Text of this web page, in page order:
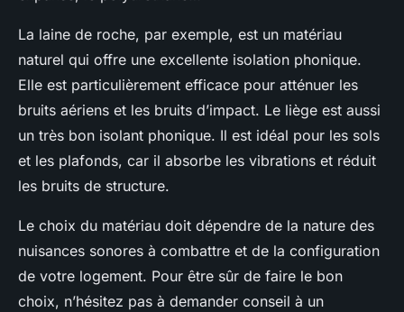
La laine de roche, par exemple, est un matériau
naturel qui offre une excellente isolation phonique.
Elle est particulièrement efficace pour atténuer les
bruits aériens et les bruits d’impact. Le liège est aussi
un très bon isolant phonique. Il est idéal pour les sols
et les plafonds, car il absorbe les vibrations et réduit
les bruits de structure.
Le choix du matériau doit dépendre de la nature des
nuisances sonores à combattre et de la configuration
de votre logement. Pour être sûr de faire le bon
choix, n’hésitez pas à demander conseil à un